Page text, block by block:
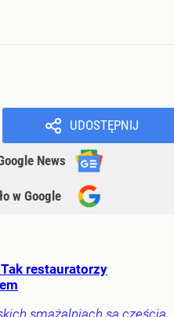
UDOSTĘPNIJ
News
w Google
restauratorzy
smażalniach są częścią